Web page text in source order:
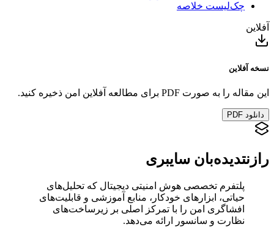
چک‌لیست خلاصه
آفلاین
نسخه آفلاین
این مقاله را به صورت PDF برای مطالعه آفلاین امن ذخیره کنید.
دانلود PDF
رازنتدیده‌بان سایبری
پلتفرم تخصصی هوش امنیتی دیجیتال که تحلیل‌های
حیاتی، ابزارهای خودکار، منابع آموزشی و قابلیت‌های
افشاگری امن را با تمرکز اصلی بر زیرساخت‌های
نظارت و سانسور ارائه می‌دهد.